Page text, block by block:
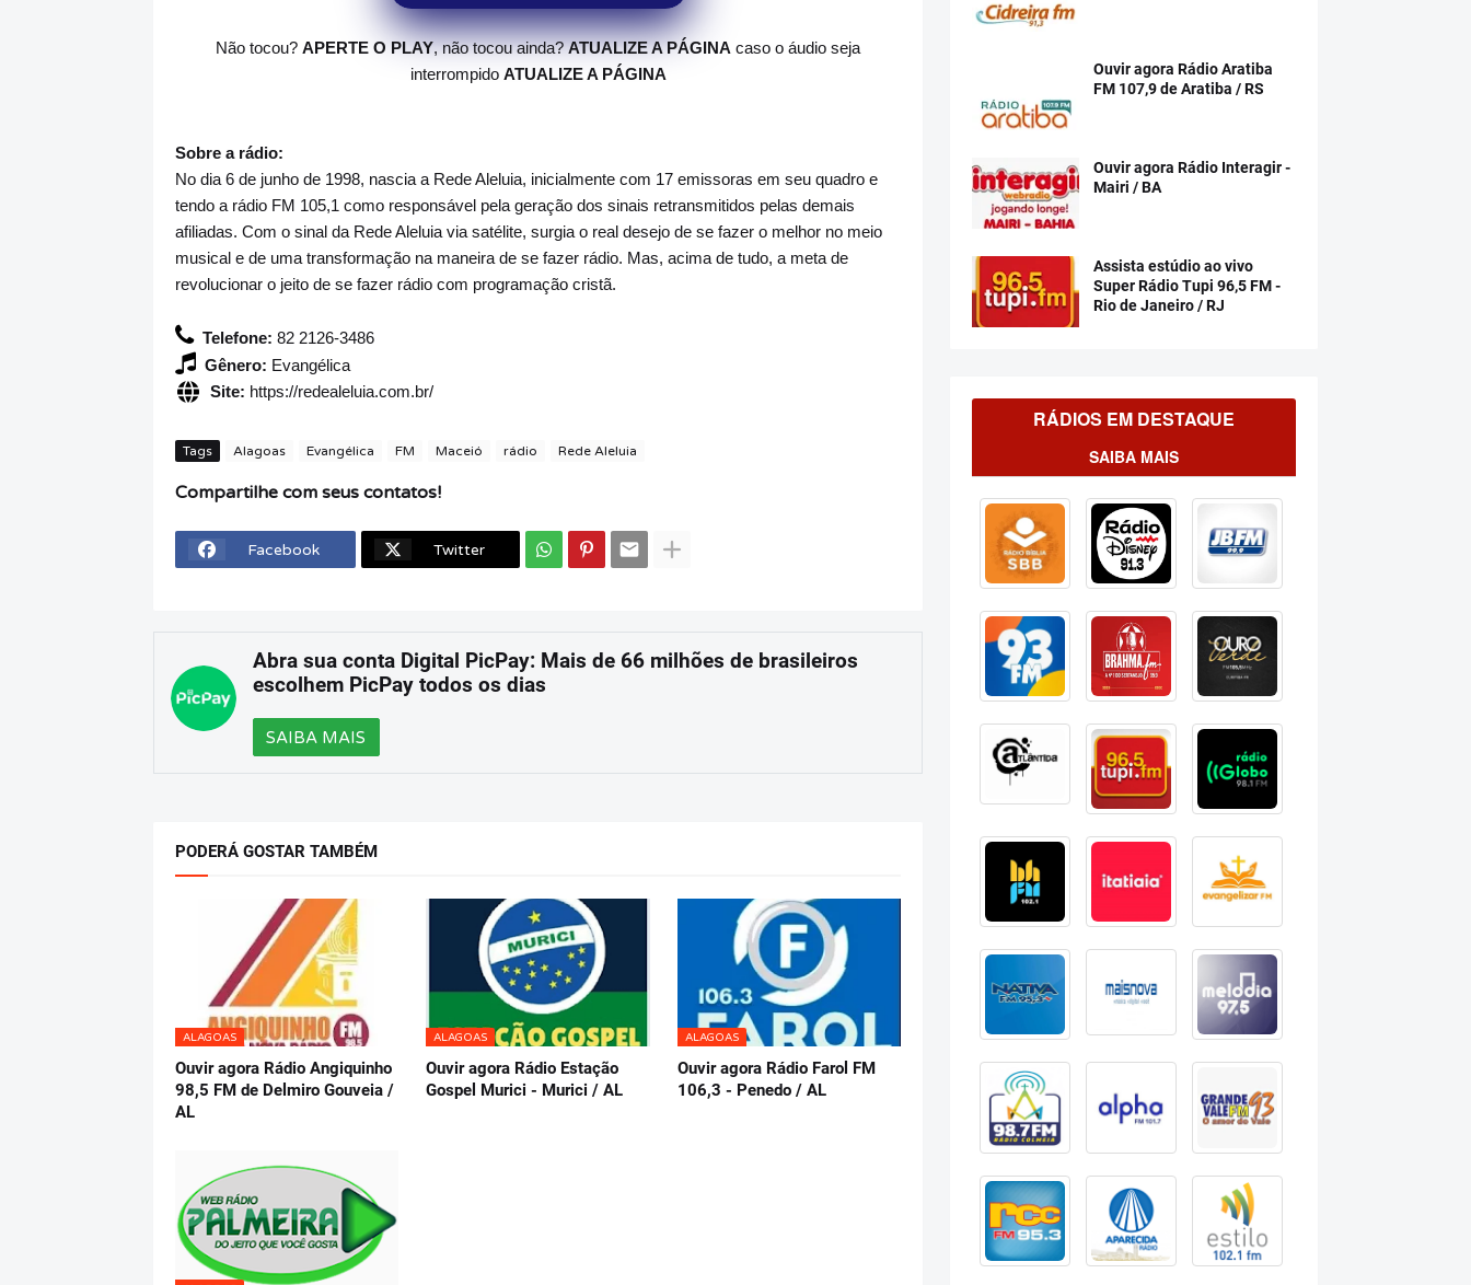
Não tocou? APERTE O PLAY, não tocou ainda?ATUALIZE A PÁGINA caso o áudio seja
interrompido ATUALIZE A PÁGINA
Sobre a rádio:
No dia 6 de junho de 1998, nascia a Rede Aleluia, inicialmente com 17 emissoras em seu quadro e
tendo a rádio FM 105,1 como responsável pela geração dos sinais retransmitidos pelas demais
afiliadas. Com o sinal da Rede Aleluia via satélite, surgia o real desejo de se fazer o melhor no meio
musical e de uma transformação na maneira de se fazer rádio. Mas, acima de tudo, a meta de
revolucionar o jeito de se fazer rádio com programação cristã.
Telefone: 82 2126-3486
Gênero: Evangélica
Site: https://redealeluia.com.br/
Tags Alagoas Evangélica FM Maceió rádio Rede Aleluia
Compartilhe com seus contatos!
Facebook Twitter
Abra sua conta Digital PicPay: Mais de 66 milhões de brasileiros
escolhem PicPay todos os dias
SAIBA MAIS
PODERÁ GOSTAR TAMBÉM
ALAGOAS
Ouvir agora Rádio Angiquinho
98,5 FM de Delmiro Gouveia /
AL
ALAGOAS
Ouvir agora Rádio Estação
Gospel Murici - Murici / AL
ALAGOAS
Ouvir agora Rádio Farol FM
106,3 - Penedo / AL
Ouvir agora Rádio Aratiba
FM 107,9 de Aratiba / RS
Ouvir agora Rádio Interagir -
Mairi / BA
Assista estúdio ao vivo
Super Rádio Tupi 96,5 FM -
Rio de Janeiro / RJ
RÁDIOS EM DESTAQUE
SAIBA MAIS